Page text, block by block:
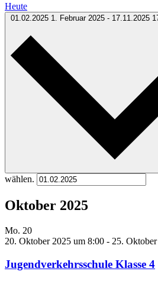
Heute
01.02.2025 1. Februar 2025 - 17.11.2025
wählen.
Oktober 2025
Mo. 20
20. Oktober 2025 um 8:00 - 25.
Jugendverkehrsschule Klasse 4